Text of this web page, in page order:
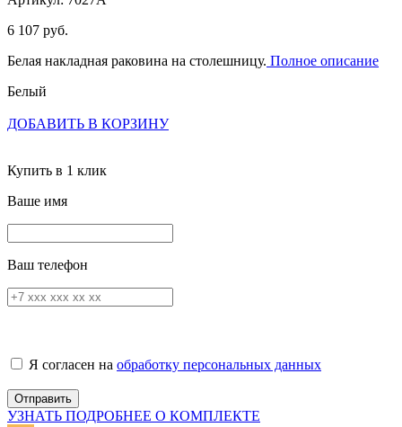
6 107 руб.
Белая накладная раковина на столешницу. Полное описание
Белый
ДОБАВИТЬ В КОРЗИНУ
Купить в 1 клик
Ваше имя
Ваш телефон
Я согласен на обработку персональных данных
УЗНАТЬ ПОДРОБНЕЕ О КОМПЛЕКТЕ